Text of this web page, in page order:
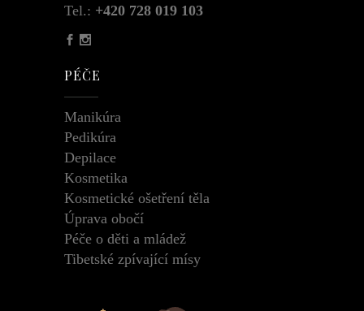
Tel.: +420 728 019 103
PÉČE
Manikúra
Pedikúra
Depilace
Kosmetika
Kosmetické ošetření těla
Úprava obočí
Péče o děti a mládež
Tibetské zpívající mísy